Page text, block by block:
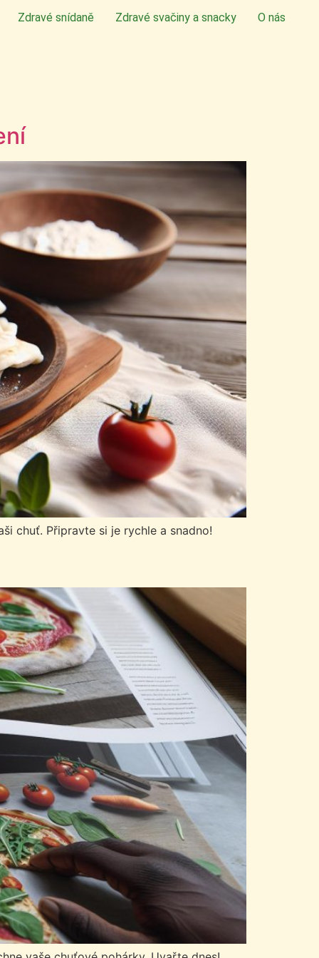
Zdravé snídaně Zdravé svačiny a snacky O nás
chuť. Připravte si je rychle a snadno!